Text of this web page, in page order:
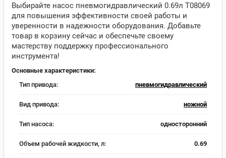
Выбирайте насос пневмогидравлический 0.69л T08069
для повышения эффективности своей работы и
уверенности в надежности оборудования. Добавьте
товар в корзину сейчас и обеспечьте своему
мастерству поддержку профессионального
инструмента!
Основные характеристики:
Тип привода:
пневмогидравлический
Вид привода: ножной
Тип насоса: односторонний
Объем рабочей жидкости, л: 0.69